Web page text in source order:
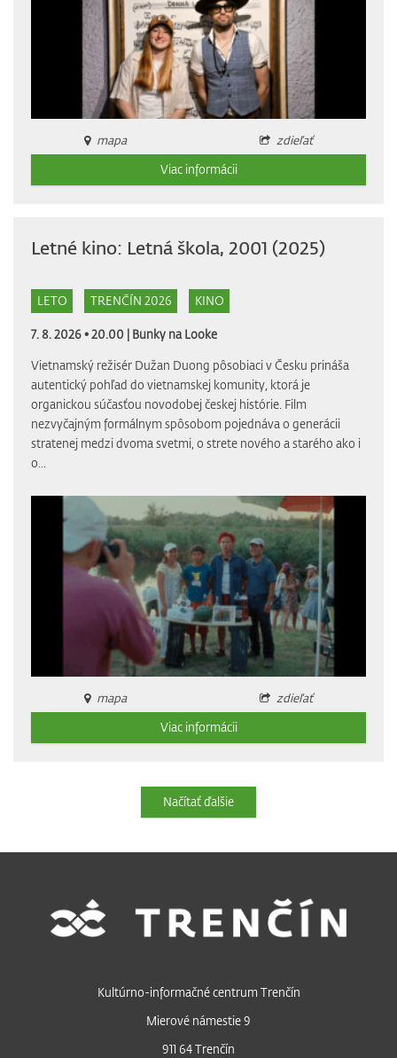
mapa
zdieľať
Viac informácii
Letné kino: Letná škola, 2001 (2025)
LETO TRENČÍN 2026 KINO
7. 8. 2026 • 20.00 | Bunky na Looke
Vietnamský režisér Dužan Duong pôsobiaci v Česku prináša
autentický pohľad do vietnamskej komunity, ktorá je
organickou súčasťou novodobej českej histórie. Film
nezvyčajným formálnym spôsobom pojednáva o generácii
stratenej medzi dvoma svetmi, o strete nového a starého ako i
o...
mapa
zdieľať
Viac informácii
Načítať ďalšie
Kultúrno-informačné centrum Trenčín
Mierové námestie 9
911 64 Trenčín